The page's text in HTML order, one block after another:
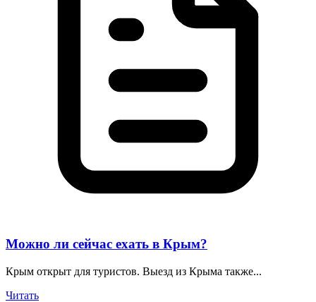
Можно ли сейчас ехать в Крым?
Крым открыт для туристов. Выезд из Крыма также...
Читать